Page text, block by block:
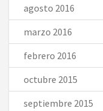
agosto 2016
marzo 2016
febrero 2016
octubre 2015
septiembre 2015